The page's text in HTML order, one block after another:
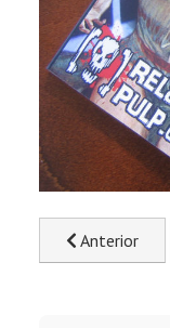
Previous
Anterior